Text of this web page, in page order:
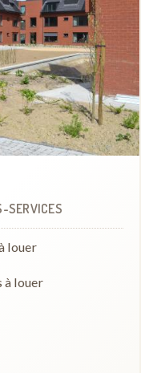
SERVICES
louer
à louer